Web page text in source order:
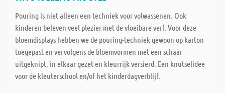
Pouring is niet alleen een techniek voor volwassenen. Ook
kinderen beleven veel plezier met de vloeibare verf. Voor deze
bloemdisplays hebben we de pouring-techniek gewoon op karton
toegepast en vervolgens de bloemvormen met een schaar
uitgeknipt, in elkaar gezet en kleurrijk versierd. Een knutselidee
voor de kleuterschool en/of het kinderdagverblijf.